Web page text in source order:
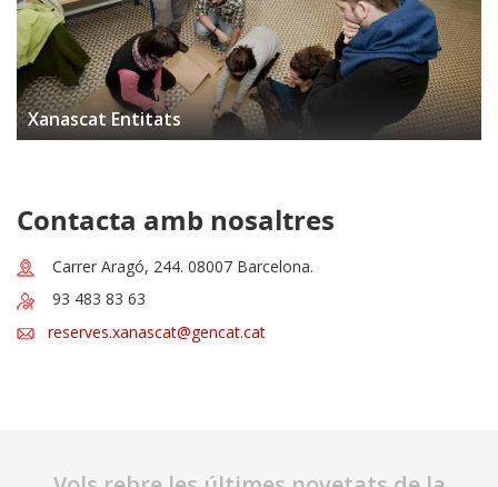
Xanascat Entitats
Contacta amb nosaltres
Carrer Aragó, 244. 08007 Barcelona.
93 483 83 63
reserves.xanascat@gencat.cat